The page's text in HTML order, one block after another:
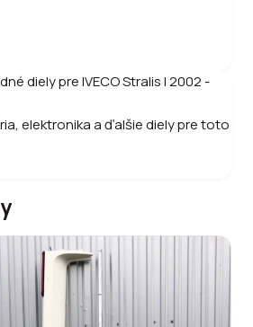
diely preIVECOStralis I 2002 -
elektronika a ďalšie diely pre toto